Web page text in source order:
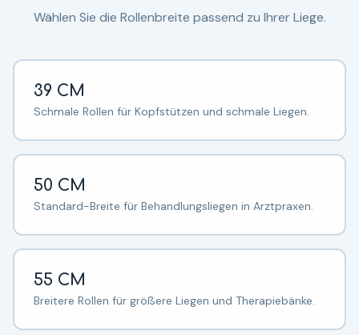
Wählen Sie die Rollenbreite passend zu Ihrer Liege.
39 CM
Schmale Rollen für Kopfstützen und schmale Liegen.
50 CM
Standard-Breite für Behandlungsliegen in Arztpraxen.
55 CM
Breitere Rollen für größere Liegen und Therapiebänke.